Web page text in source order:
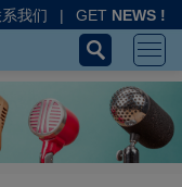
我们 | GET NEWS !